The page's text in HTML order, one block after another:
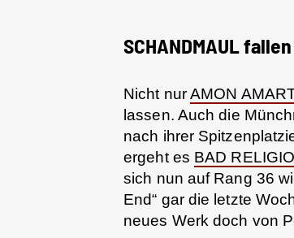
SCHANDMAUL
Nicht nurAMON
lassen. Auch die
nach ihrer
ergeht es BAD
sich nun auf Rang 36
End“ gar die letzte
neues Werk doch von